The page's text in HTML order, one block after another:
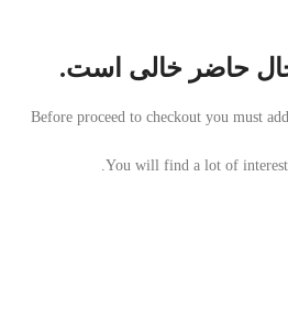
حاضر خالی است.
Before proceed to checkout you must
You will find a lot of